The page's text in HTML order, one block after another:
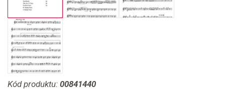
Kód produktu: 00841440